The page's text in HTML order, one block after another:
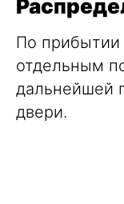
По прибытии
отдельным
дальнейшей
двери.